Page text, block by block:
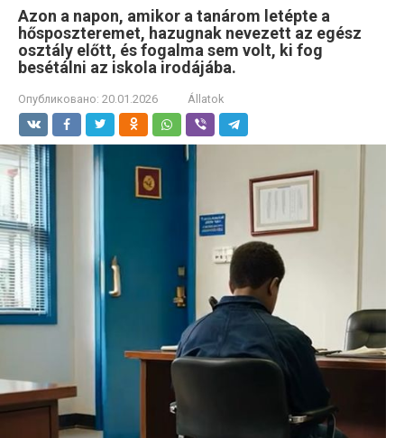
Azon a napon, amikor a tanárom letépte a
hősposzteremet, hazugnak nevezett az egész
osztály előtt, és fogalma sem volt, ki fog
besétálni az iskola irodájába.
Опубликовано: 20.01.2026 Állatok